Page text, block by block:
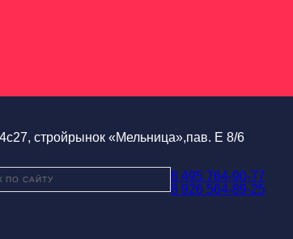
стройрынок «Мельница»,пав. Е 8/6
8 495 764-90-77
8 926 564-89-25